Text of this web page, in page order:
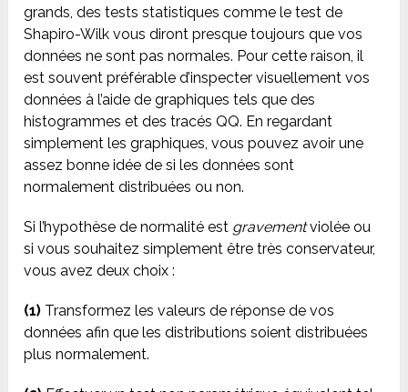
grands, des tests statistiques comme le test de
Shapiro-Wilk vous diront presque toujours que vos
données ne sont pas normales. Pour cette raison, il
est souvent préférable d’inspecter visuellement vos
données à l’aide de graphiques tels que des
histogrammes et des tracés QQ. En regardant
simplement les graphiques, vous pouvez avoir une
assez bonne idée de si les données sont
normalement distribuées ou non.
Si l’hypothèse de normalité est gravementviolée ou
si vous souhaitez simplement être très conservateur,
vous avez deux choix :
(1) Transformez les valeurs de réponse de vos
données afin que les distributions soient distribuées
plus normalement.